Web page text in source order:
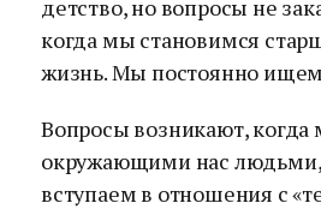
детство, но вопросы не
когда мы становимся
жизнь. Мы постоянно
Вопросы возникают,
окружающими нас
вступаем в отношения с